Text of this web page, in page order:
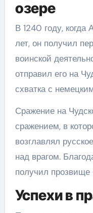
озере
В 1240 году, когда
лет, он получил
воинской
отправил его на
схватка с
Сражение на
сражением, в
возглавлял
над врагом.
получил прозвище
Успехи в